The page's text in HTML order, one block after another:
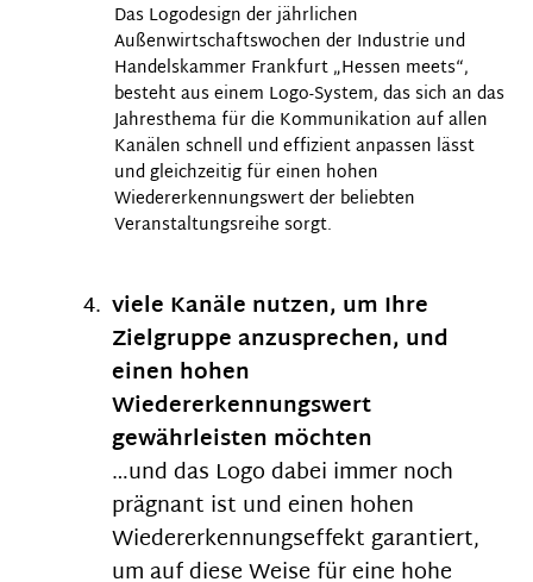
Das Logodesign der jährlichen
Außenwirtschaftswochen der Industrie und
Handelskammer Frankfurt „Hessen meets“,
besteht aus einem Logo-System, das sich an das
Jahresthema für die Kommunikation auf allen
Kanälen schnell und effizient anpassen lässt
und gleichzeitig für einen hohen
Wiedererkennungswert der beliebten
Veranstaltungsreihe sorgt.
viele Kanäle nutzen, um Ihre
Zielgruppe anzusprechen, und
einen hohen
Wiedererkennungswert
gewährleisten möchten
…und das Logo dabei immer noch
prägnant ist und einen hohen
Wiedererkennungseffekt garantiert,
um auf diese Weise für eine hohe